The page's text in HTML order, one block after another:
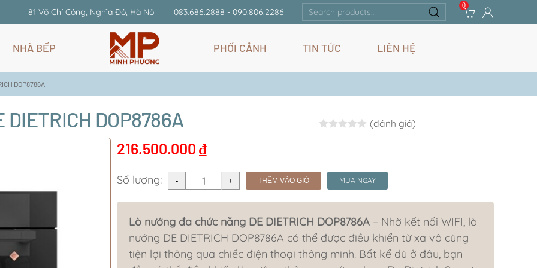
81 Võ Chí Công, Nghĩa Đô, Hà Nội 083.686.2888 - 090.806.2286
Search
for:
0
NHÀ BẾP PHỐI CẢNH TIN TỨC LIÊN HỆ
DOP8786A
DOP8786A Rated0.0out of 5
(đánh giá)
216.500.000 ₫
Số lượng: THÊM VÀO GIỎ MUA NGAY
Lò nướng đa chức năng DE DIETRICH DOP8786A – Nhờ kết nối WIFI, lò
nướng DE DIETRICH DOP8786A có thể được điều khiển từ xa vô cùng
tiện lợi thông qua chiếc điện thoại thông minh. Bất kể dù ở đâu, bạn